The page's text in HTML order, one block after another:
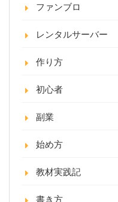
ファンブロ
レンタルサーバー
作り方
初心者
副業
始め方
教材実践記
書き方